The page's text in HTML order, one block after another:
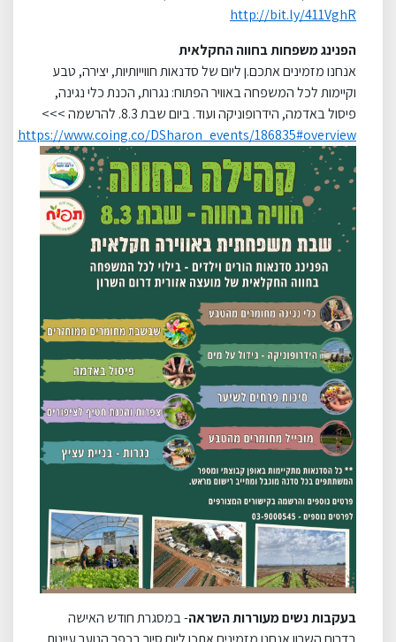
http://bit.ly/411VghR
הפנינג משפחות בחווה החקלאית
אנחנו מזמינים אתכם.ן ליום של סדנאות חווייותיות, יצירה, טבע
וקיימות לכל המשפחה באוויר הפתוח: נגרות, הכנת כלי נגינה,
פיסול באדמה, הידרופוניקה ועוד. ביום שבת 8.3. להרשמה >>>
https://www.coing.co/DSharon_events/186835#overview
בעקבות נשים מעוררות השראה- במסגרת חודש האישה